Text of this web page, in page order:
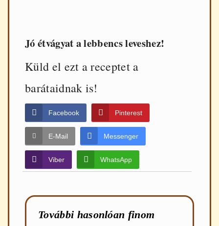
Jó étvágyat a lebbencs leveshez!
Küld el ezt a receptet a
barátaidnak is!
Facebook Pinterest
E-Mail Messenger
Viber WhatsApp
További hasonlóan finom